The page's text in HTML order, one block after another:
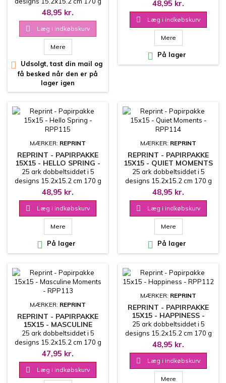
48,95 kr.
 Læg i indkøbskurv
Mere

Udsolgt, tast din mail og
få besked når den er på
lager igen
48,95 kr.
 Læg i indkøbskurv
Mere
 På lager
MÆRKER: REPRINT
REPRINT - PAPIRPAKKE
15X15 - HELLO SPRING -
RPP115
25 ark dobbeltsiddet i 5
designs 15.2x15.2 cm 170 g
48,95 kr.
 Læg i indkøbskurv
Mere
 På lager
MÆRKER: REPRINT
REPRINT - PAPIRPAKKE
15X15 - QUIET MOMENTS
- RPP114
25 ark dobbeltsiddet i 5
designs 15.2x15.2 cm 170 g
48,95 kr.
 Læg i indkøbskurv
Mere
 På lager
MÆRKER: REPRINT
REPRINT - PAPIRPAKKE
15X15 - MASCULINE
MOMENTS - RPP113
25 ark dobbeltsiddet i 5
designs 15.2x15.2 cm 170 g
47,95 kr.
 Læg i indkøbskurv
MÆRKER: REPRINT
REPRINT - PAPIRPAKKE
15X15 - HAPPINESS -
RPP112
25 ark dobbeltsiddet i 5
designs 15.2x15.2 cm 170 g
48,95 kr.
 Læg i indkøbskurv
Mere